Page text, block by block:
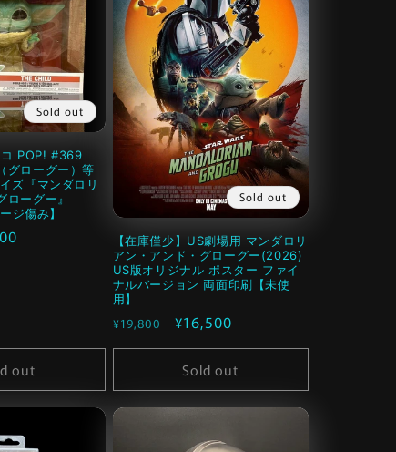
Sold out
コ POP! #369
グローグー）等
ズ『マンダロリ
ローグー』
ジ傷み】
out
Sold out
【在庫僅少】US劇場用 マンダロリ
アン・アンド・グローグー(2026)
US版オリジナル ポスター ファイ
ナルバージョン 両面印刷【未使
用】
通
常
格
¥19,800
セ
ー
ル
価
格
¥16,500
Sold out